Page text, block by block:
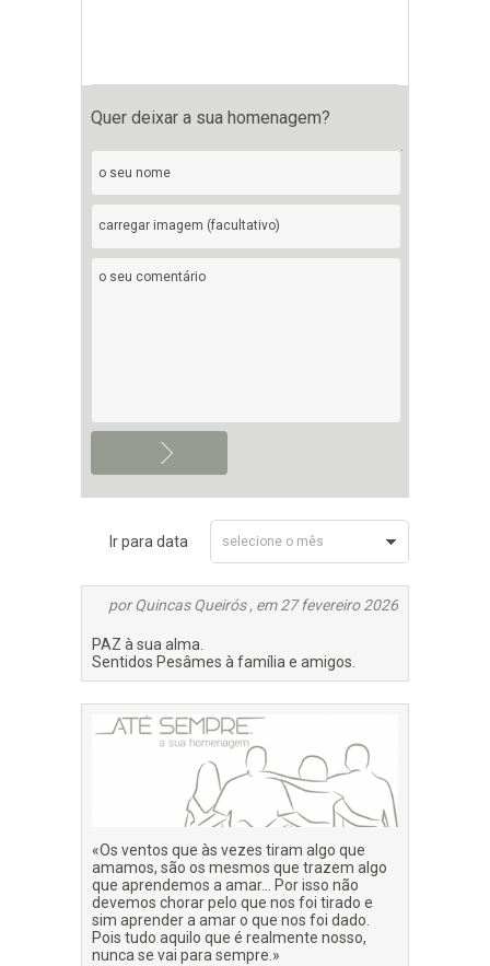
Quer deixar a sua homenagem?
carregar imagem (facultativo)
selecione o mês
Fevereiro 2026
Ir para data
por Quincas Queirós , em 27 fevereiro 2026
PAZ à sua alma.
Sentidos Pesâmes à família e amigos.
«Os ventos que às vezes tiram algo que
amamos, são os mesmos que trazem algo
que aprendemos a amar… Por isso não
devemos chorar pelo que nos foi tirado e
sim aprender a amar o que nos foi dado.
Pois tudo aquilo que é realmente nosso,
nunca se vai para sempre.»